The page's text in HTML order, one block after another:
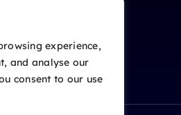
experience,
and analyse our
consent to our use